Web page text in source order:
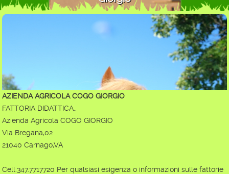
AZIENDA AGRICOLA COGO GIORGIO
FATTORIA DIDATTICA..
Azienda Agricola COGO GIORGIO
Via Bregana,02
21040 Carnago,VA
Cell.347.7717720 Per qualsiasi esigenza o informazioni sulle fattorie